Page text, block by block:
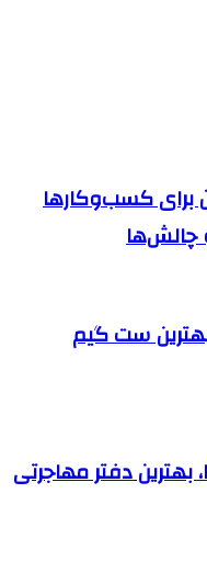
برای کسب‌وکارها
چالش‌ها
ست گیم
بهترین دفتر مهاجرتی